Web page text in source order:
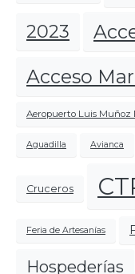
2023
Acceso
Aeropuerto Luis Muñoz
Aguadilla Avianca
Cruceros
Feria de Artesanías
Hospederías